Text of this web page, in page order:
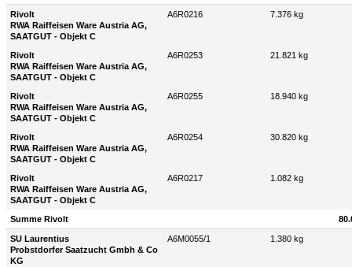
Rivolt
RWA Raiffeisen Ware Austria AG,
SAATGUT - Objekt C
A6R0216 7.376 kg
Rivolt
RWA Raiffeisen Ware Austria AG,
SAATGUT - Objekt C
A6R0253 21.821 kg
Rivolt
RWA Raiffeisen Ware Austria AG,
SAATGUT - Objekt C
A6R0255 18.940 kg
Rivolt
RWA Raiffeisen Ware Austria AG,
SAATGUT - Objekt C
A6R0254 30.820 kg
Rivolt
RWA Raiffeisen Ware Austria AG,
SAATGUT - Objekt C
A6R0217 1.082 kg
Summe Rivolt
SU Laurentius
Probstdorfer Saatzucht Gmbh & Co
KG
A6M0055/1 1.380 kg